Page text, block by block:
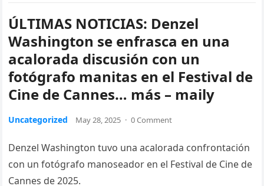
ÚLTIMAS NOTICIAS: Denzel
Washington se enfrasca en una
acalorada discusión con un
fotógrafo manitas en el Festival de
Cine de Cannes… más – maily
Uncategorized May 28, 2025 · 0 Comment
Denzel Washington tuvo una acalorada confrontación
con un fotógrafo manoseador en el Festival de Cine de
Cannes de 2025.